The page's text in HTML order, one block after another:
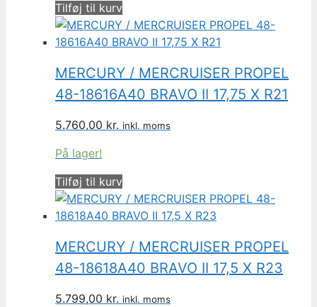
Tilføj til kurv
MERCURY / MERCRUISER PROPEL
48-18616A40 BRAVO II 17,75 X R21
5.760,00 kr. inkl. moms
På lager!
Tilføj til kurv
MERCURY / MERCRUISER PROPEL
48-18618A40 BRAVO II 17,5 X R23
5.799,00 kr. inkl. moms